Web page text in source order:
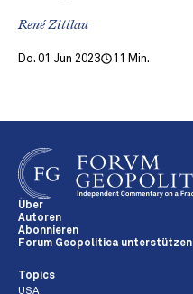
René Zittlau
Do. 01 Jun 2023 11 Min.
Über
Autoren
Abonnieren
Forum Geopolitica unterstützen
Topics
USA